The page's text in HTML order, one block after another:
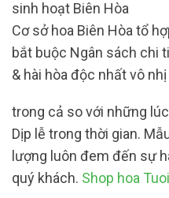
sinh hoạt Biên Hòa
Cơ sở hoa Biên Hòa tổ
bắt buộc Ngân sách chi
& hài hòa độc nhất vô nhị
trong cả so với những
Dịp lễ trong thời gian.
lượng luôn đem đến sự
quý khách. Shop hoa